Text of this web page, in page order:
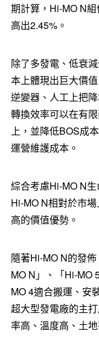
期計算，Hi-MO N
高出2.45%。
除了多發電、低衰
本上體現出巨大價
逆變器、人工上把
轉換效率可以在有
上，並降低BOS成
運營維護成本。
綜合考慮Hi-MO N
Hi-MO N相對於市
高的價值優勢。
隨著Hi-MO N的發
MO N」、「Hi-MO
MO 4適合搬運、安
超大型發電廠的主
率高、溫度高、土